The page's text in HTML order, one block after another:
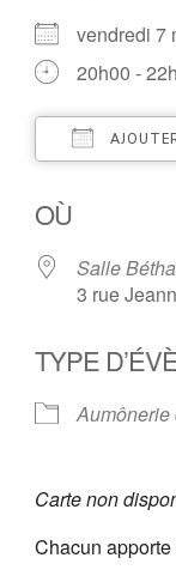
vendredi 7
20h00 -
OÙ
Salle
3 rue
TYPE
Carte non
Chacun